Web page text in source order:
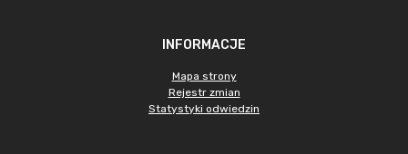
INFORMACJE
Mapa strony
Rejestr zmian
Statystyki odwiedzin